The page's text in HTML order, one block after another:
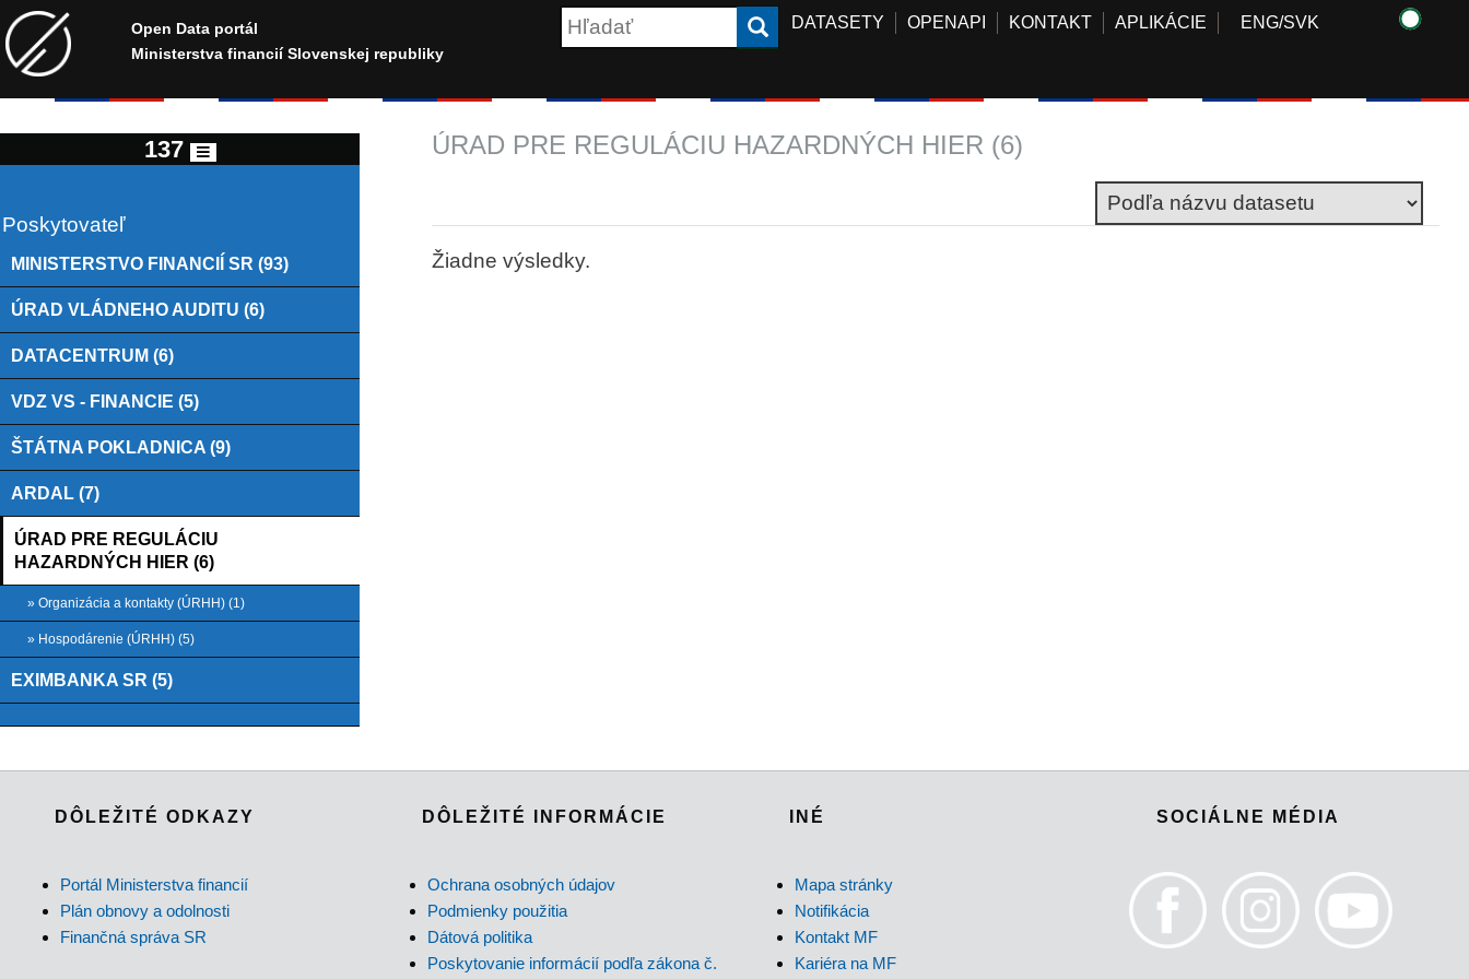
Open Data portál
Ministerstva financií Slovenskej republiky
DATASETY OPENAPI KONTAKT APLIKÁCIE ENG/SVK
137
Poskytovateľ
MINISTERSTVO FINANCIÍ SR (93)
ÚRAD VLÁDNEHO AUDITU (6)
DATACENTRUM (6)
VDZ VS - FINANCIE (5)
ŠTÁTNA POKLADNICA (9)
ARDAL (7)
ÚRAD PRE REGULÁCIU
HAZARDNÝCH HIER (6)
» Organizácia a kontakty (ÚRHH) (1)
» Hospodárenie (ÚRHH) (5)
EXIMBANKA SR (5)
ÚRAD PRE REGULÁCIU HAZARDNÝCH HIER (6)
Žiadne výsledky.
DÔLEŽITÉ ODKAZY
Portál Ministerstva financií
Plán obnovy a odolnosti
Finančná správa SR
DÔLEŽITÉ INFORMÁCIE
Ochrana osobných údajov
Podmienky použitia
Dátová politika
Poskytovanie informácií podľa zákona č.
INÉ
Mapa stránky
Notifikácia
Kontakt MF
Kariéra na MF
SOCIÁLNE MÉDIA